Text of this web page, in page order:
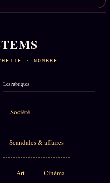
· NOMBRE
Les rubriques
Société
Scandales & affaires
Art Cinéma